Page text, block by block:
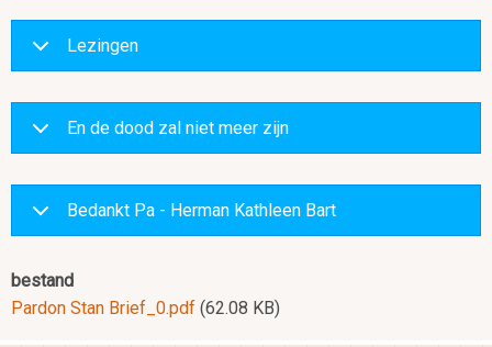
Lezingen
En de dood zal niet meer zijn
Bedankt Pa - Herman Kathleen Bart
bestand
Pardon Stan Brief_0.pdf (62.08 KB)